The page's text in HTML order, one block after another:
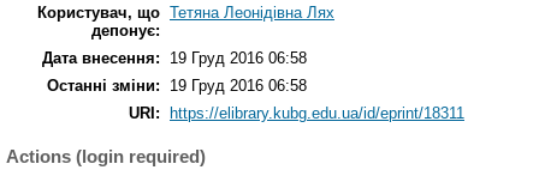
Користувач, що
депонує:
Тетяна Леонідівна Лях
Дата внесення:
19 Груд 2016 06:58
Останні зміни:
19 Груд 2016 06:58
URI:
https://elibrary.kubg.edu.ua/id/eprint/18311
Actions (login required)